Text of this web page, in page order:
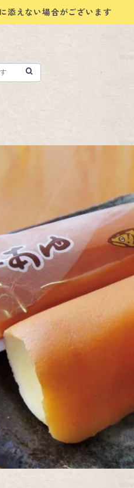
添えない場合がございます